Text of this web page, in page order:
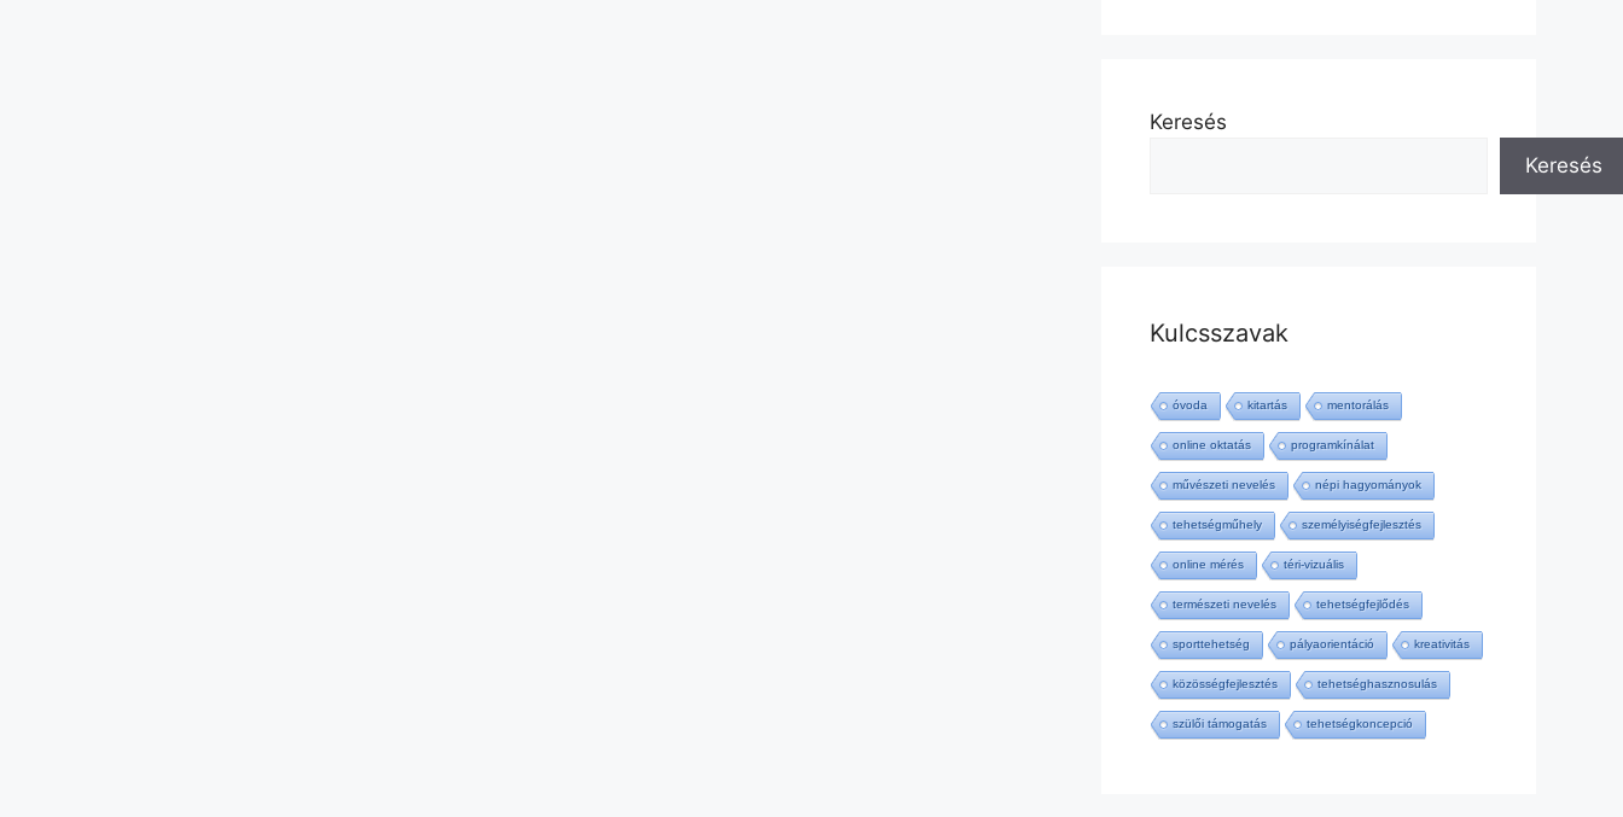
Keresés
Keresés
Kulcsszavak
óvoda kitartás mentorálás
online oktatás programkínálat
művészeti nevelés népi hagyományok
tehetségműhely személyiségfejlesztés
online mérés téri-vizuális
természeti nevelés tehetségfejlődés
sporttehetség pályaorientáció kreativitás
közösségfejlesztés tehetséghasznosulás
szülői támogatás tehetségkoncepció